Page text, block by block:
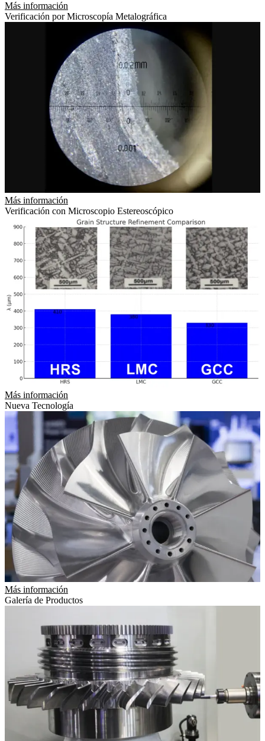
Más información
Verificación por Microscopía Metalográfica
Más información
Verificación con Microscopio Estereoscópico
Más información
Nueva Tecnología
Más información
Galería de Productos